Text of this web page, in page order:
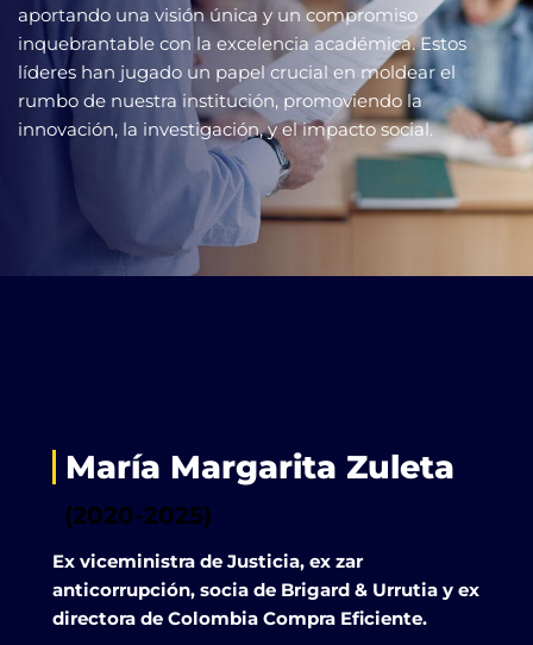
aportando una visión única y un compromiso
inquebrantable con la excelencia académica. Estos
líderes han jugado un papel crucial en moldear el
rumbo de nuestra institución, promoviendo la
innovación, la investigación, y el impacto social.
María Margarita Zuleta
(2020-2025)
Ex viceministra de Justicia, ex zar
anticorrupción, socia de Brigard & Urrutia y ex
directora de Colombia Compra Eficiente.